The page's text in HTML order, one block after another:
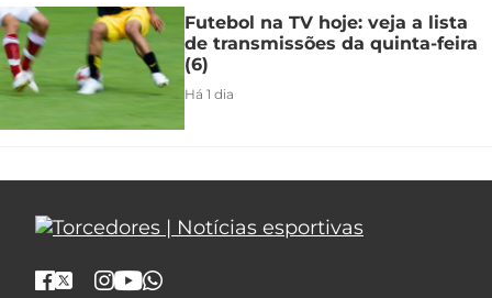
Futebol na TV hoje: veja a lista
de transmissões da quinta-feira
(6)
Há 1 dia